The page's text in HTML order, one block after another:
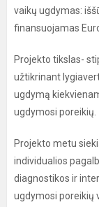
vaikų ugdymas:
finansuojamas
Projekto tikslas-
užtikrinant
ugdymą
ugdymosi poreikių.
Projekto metu
individualios
diagnostikos ir
ugdymosi poreikių